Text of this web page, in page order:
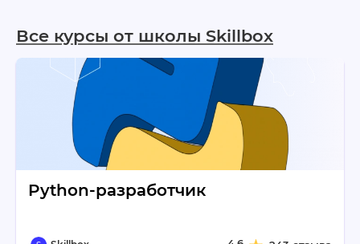
Все курсы от школы Skillbox
Python-разработчик